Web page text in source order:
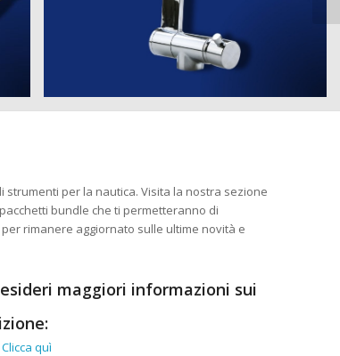
per la nautica. Visita la nostra sezione
bundle che ti permetteranno di
rimanere aggiornato sulle ultime novità e
maggiori informazioni sui
Clicca quì